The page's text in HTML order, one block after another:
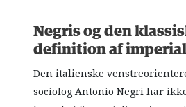
Negris og den
definition af
Den italienske
sociolog Antonio Negri har